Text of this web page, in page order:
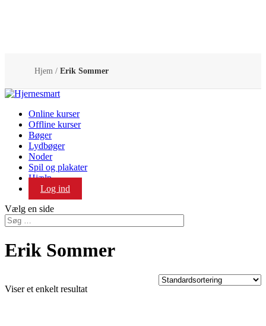
Hjem / Erik Sommer
Online kurser
Offline kurser
Bøger
Lydbøger
Noder
Spil og plakater
Hjælp
Log ind
Vælg en side
Erik Sommer
Viser et enkelt resultat